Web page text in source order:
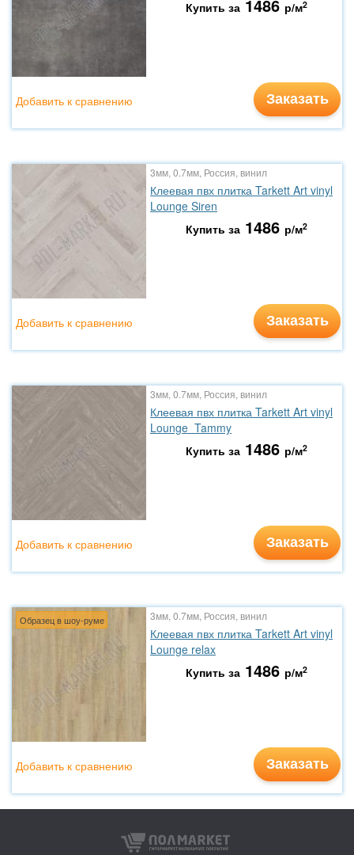
Купить за 1486 р/м2
Заказать
Добавить к сравнению
3мм, 0.7мм, Россия, винил
Клеевая пвх плитка Tarkett Art vinyl
Lounge Siren
Купить за 1486 р/м2
Заказать
Добавить к сравнению
3мм, 0.7мм, Россия, винил
Клеевая пвх плитка Tarkett Art vinyl
Lounge Tammy
Купить за 1486 р/м2
Заказать
Добавить к сравнению
Образец в шоу-руме 3мм, 0.7мм, Россия, винил
Клеевая пвх плитка Tarkett Art vinyl
Lounge relax
Купить за 1486 р/м2
Заказать
Добавить к сравнению